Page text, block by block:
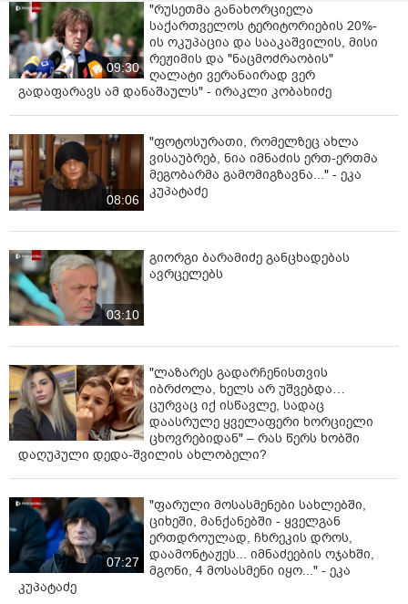
09:30
"რუსეთმა განახორციელა
საქართველოს ტერიტორიების 20%-
ის ოკუპაცია და სააკაშვილის, მისი
რეჟიმის და "ნაცმოძრაობის"
ღალატი ვერანაირად ვერ
გადაფარავს ამ დანაშაულს" - ირაკლი კობახიძე
08:06
"ფოტოსურათი, რომელზეც ახლა
ვისაუბრებ, ნია იმნაძის ერთ-ერთმა
მეგობარმა გამომიგზავნა..." - ეკა
კუპატაძე
03:10
გიორგი ბარამიძე განცხადებას
ავრცელებს
"ლაზარეს გადარჩენისთვის
იბრძოლა, ხელს არ უშვებდა…
ცურვაც იქ ისწავლე, სადაც
დაასრულე ყველაფერი ხორციელი
ცხოვრებიდან" – რას წერს ხობში
დაღუპული დედა-შვილის ახლობელი?
07:27
"ფარული მოსასმენები სახლებში,
ციხეში, მანქანებში - ყველგან
ერთდროულად, ჩხრეკის დროს,
დაამონტაჟეს... იმნაძეების ოჯახში,
მგონი, 4 მოსასმენი იყო..." - ეკა
კუპატაძე